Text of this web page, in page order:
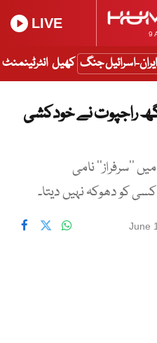
9
LIVE
ایران-اسرائیل جنگ کھیل انٹرٹینمنٹ
راجپوت نے خودکشی
نامی
کسی کو دھوکہ نہیں دیتا۔
June